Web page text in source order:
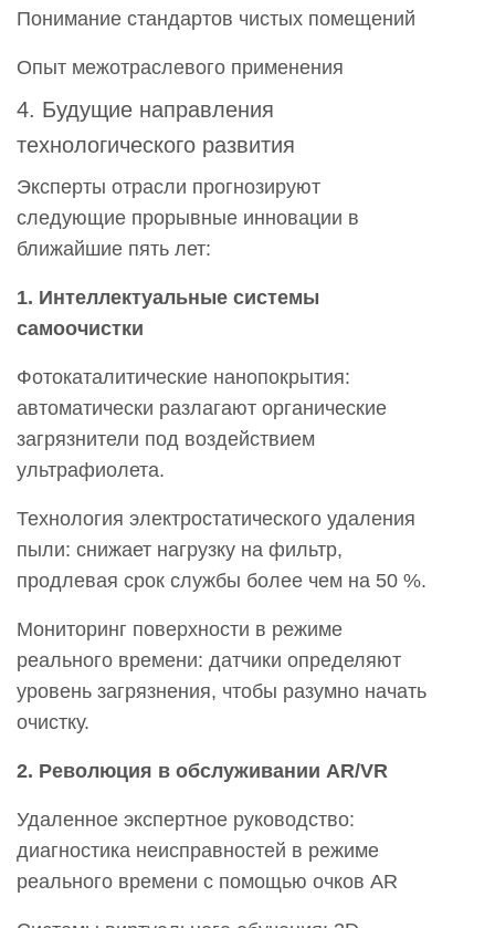
Понимание стандартов чистых помещений
Опыт межотраслевого применения
4. Будущие направления
технологического развития
Эксперты отрасли прогнозируют
следующие прорывные инновации в
ближайшие пять лет:
1. Интеллектуальные системы
самоочистки
Фотокаталитические нанопокрытия:
автоматически разлагают органические
загрязнители под воздействием
ультрафиолета.
Технология электростатического удаления
пыли: снижает нагрузку на фильтр,
продлевая срок службы более чем на 50 %.
Мониторинг поверхности в режиме
реального времени: датчики определяют
уровень загрязнения, чтобы разумно начать
очистку.
2. Революция в обслуживании AR/VR
Удаленное экспертное руководство:
диагностика неисправностей в режиме
реального времени с помощью очков AR